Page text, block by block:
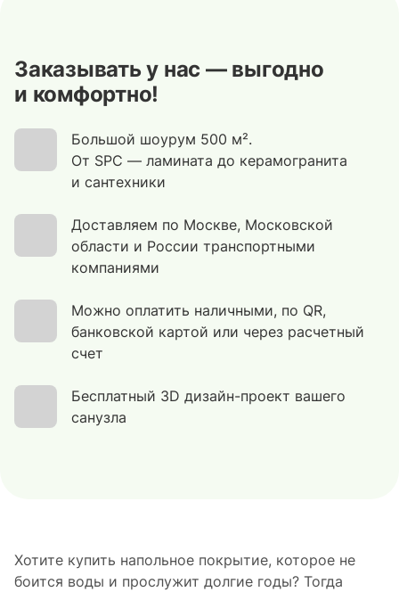
Заказывать у нас — выгодно
и комфортно!
Большой шоурум 500 м².
От SPC — ламината до керамогранита
и сантехники
Доставляем по Москве, Московской
области и России транспортными
компаниями
Можно оплатить наличными, по QR,
банковской картой или через расчетный
счет
Бесплатный 3D дизайн-проект вашего
санузла
Хотите купить напольное покрытие, которое не
боится воды и прослужит долгие годы? Тогда